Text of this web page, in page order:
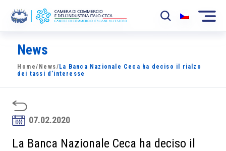
La Camera
News
Sviluppo Mercato
Soci
News
Home/ News/ La Banca Nazionale Ceca ha deciso il rialzo
dei tassi d’interesse
07.02.2020
La Banca Nazionale Ceca ha deciso il